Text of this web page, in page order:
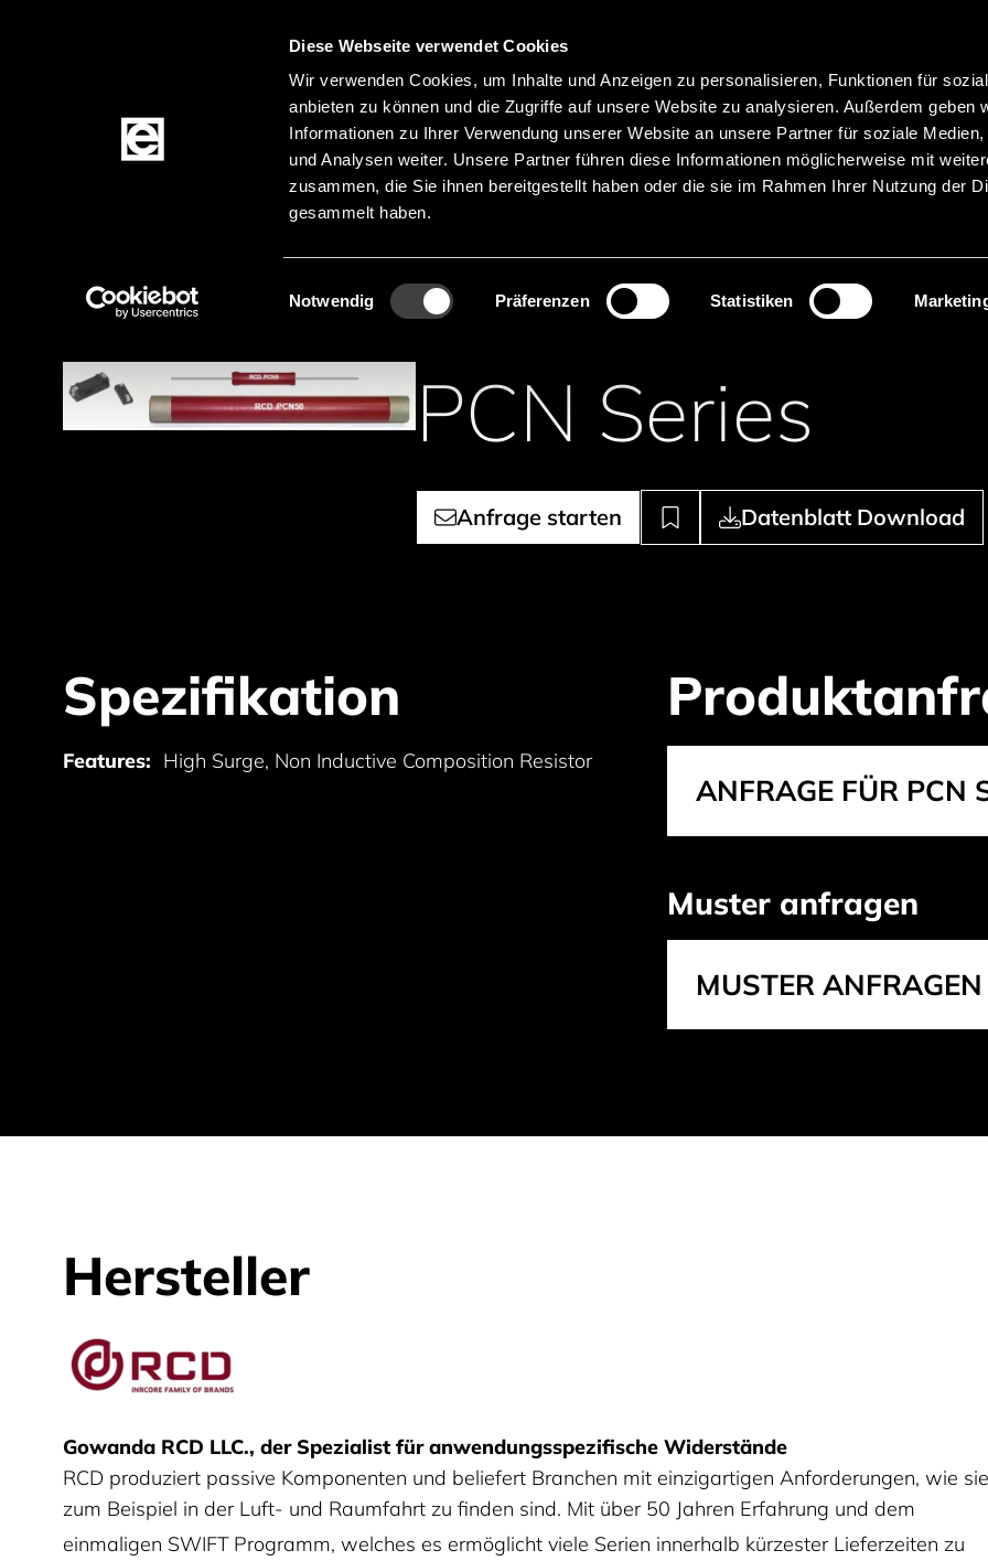
Diese Webseite verwendet Cookies
Wir verwenden Cookies, um Inhalte und Anzeigen zu personalisieren, Funktionen für
anbieten zu können und die Zugriffe auf unsere Website zu analysieren. Außerdem geben
Informationen zu Ihrer Verwendung unserer Website an unsere Partner für soziale Medien,
und Analysen weiter. Unsere Partner führen diese Informationen möglicherweise mit
zusammen, die Sie ihnen bereitgestellt haben oder die sie im Rahmen Ihrer Nutzung der
gesammelt haben.
Einwilligungsauswahl
Notwendig Präferenzen Statistiken
SprachenMenü
Produkte
Suche
Produktnamen suchen
Produktkategorien Passive Komponenten
PCN Series
Anfrage starten Datenblatt Download
Spezifikation
Features: High Surge, Non Inductive Composition Resistor
ANFRAGE FÜR PCN
Muster anfragen
MUSTER
Hersteller
RCD
Gowanda RCD LLC., der Spezialist für anwendungsspezifische Widerstände
RCD produziert passive Komponenten und beliefert Branchen mit einzigartigen Anforderungen, wie
zum Beispiel in der Luft- und Raumfahrt zu finden sind. Mit über 50 Jahren Erfahrung und dem
einmaligen SWIFT Programm, welches es ermöglicht viele Serien innerhalb kürzester Lieferzeiten zu